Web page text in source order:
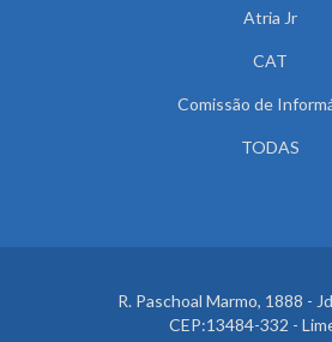
Atria Jr
CAT
Comissão de
TODAS
R. Paschoal Marmo, 1888 -
CEP:13484-332 -